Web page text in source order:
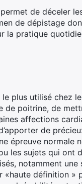
de déceler
de dépistage
la pratique
le plus utilisé chez
de poitrine, de
affections
de
épreuve normale
les sujets qui ont
notamment
«haute définition »